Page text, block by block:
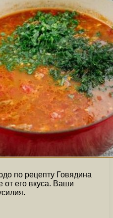
по рецепту Говядина
от его вкуса. Ваши